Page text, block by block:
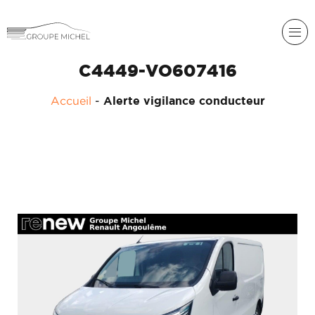
DACIA
ALPINE
NOS
C4449-VO607416
Accueil - Alerte vigilance conducteur